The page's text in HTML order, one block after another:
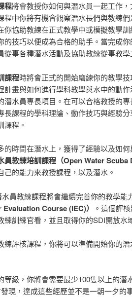
程將會教授你如何與潛水員一起工作
程中你將有機會觀察潛水長們與教練
你協助教練在正式教學中或模擬教學
的技巧以便成為合格的助手。當完成
從事各種潛水活動及協助教練從事教學
課程時將會正式的開始磨練你的教學
計畫與如何進行學科教學與水中的動
潛水員專長項目。在可以合格教授的
長課程的學科理論、動作技巧與經驗
課程。
的時間在潛水上，獲得了經驗以及如
員教練培訓課程（Open Water
己的能力來教授課程，以及潛水。
員教練課程將會繼續完善你的教學能
Course (IEC)）
。這個評
練訓練官看，並且取得你的SDI開放水
練評核課程，你將可以準備開始你的
等級，你將會需要最少100隻以上的潛
現，達成這些經歷並不是一朝一夕的